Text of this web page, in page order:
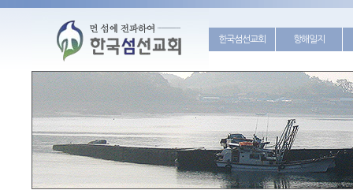
한국섬선교회 항해일지